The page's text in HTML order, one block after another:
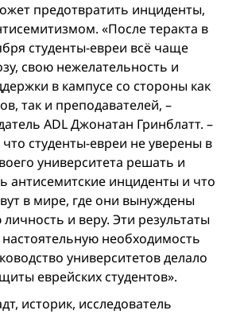
предотвратить инциденты,
«После теракта в
студенты-евреи всё чаще
свою нежелательность и
в кампусе со стороны как
так и преподавателей, –
ADL Джонатан Гринблатт. –
студенты-евреи не уверены в
университета решать и
антисемитские инциденты и что
в мире, где они вынуждены
и веру. Эти результаты
необходимость
университетов делало
еврейских студентов».
историк, исследователь